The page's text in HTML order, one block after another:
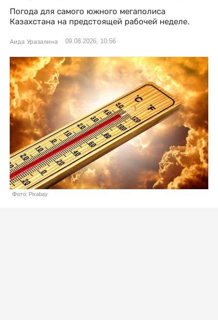
Погода для самого южного мегаполиса
Казахстана на предстоящей рабочей неделе.
Аида Уразалина 09.08.2026, 10:56
Фото: Pixabay